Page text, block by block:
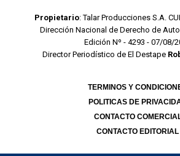
Propietario: Talar Producciones S.A.
Dirección Nacional de Derecho de
Edición Nº - 4293 - 07/08/
Director Periodístico de El Destape
TERMINOS Y
POLITICAS DE
CONTACTO
CONTACTO EDITORIAL